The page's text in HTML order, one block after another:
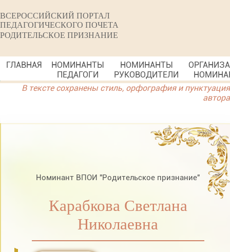
ВСЕРОССИЙСКИЙ ПОРТАЛ
ПЕДАГОГИЧЕСКОГО ПОЧЕТА
РОДИТЕЛЬСКОЕ ПРИЗНАНИЕ
ГЛАВНАЯ
НОМИНАНТЫ
ПЕДАГОГИ
НОМИНАНТЫ
РУКОВОДИТЕЛИ
В тексте сохранены стиль, орфография и пунктуация
автора
Номинант ВПОИ "Родительское признание"
Карабкова Светлана
Николаевна